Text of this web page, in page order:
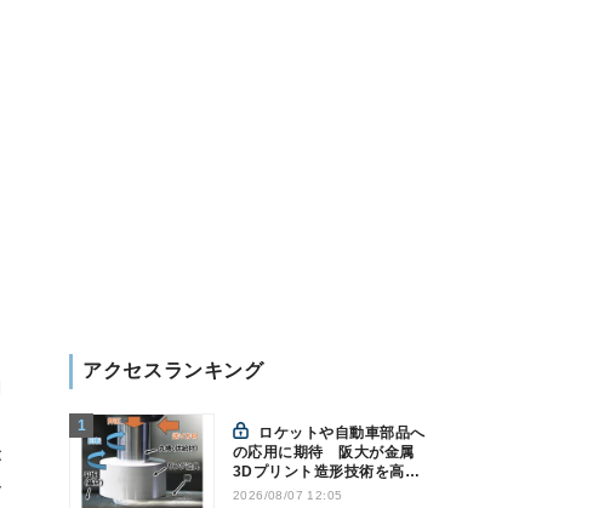
アクセスランキング
の応用に期待 阪大が金属
3Dプリント造形技術を高速
化
2026/08/07 12:05